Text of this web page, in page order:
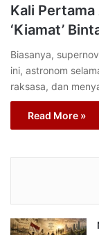
Kali
‘Kiamat’
Biasanya,
ini, astronom
raksasa, dan
Read More »